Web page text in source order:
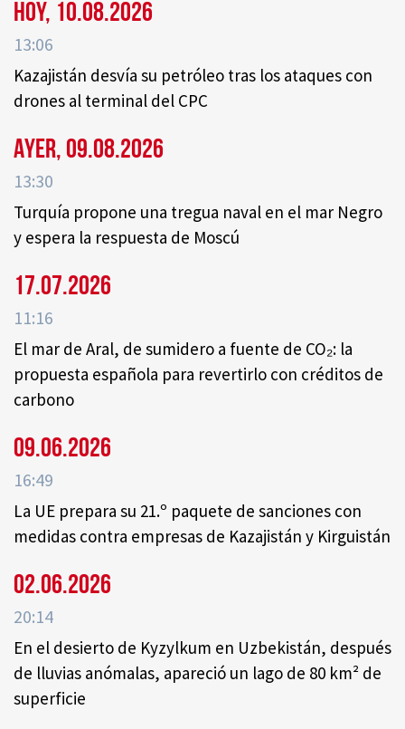
Hoy, 10.08.2026
13:06
Kazajistán desvía su petróleo tras los ataques con
drones al terminal del CPC
Ayer, 09.08.2026
13:30
Turquía propone una tregua naval en el mar Negro
y espera la respuesta de Moscú
17.07.2026
11:16
El mar de Aral, de sumidero a fuente de CO₂: la
propuesta española para revertirlo con créditos de
carbono
09.06.2026
16:49
La UE prepara su 21.º paquete de sanciones con
medidas contra empresas de Kazajistán y Kirguistán
02.06.2026
20:14
En el desierto de Kyzylkum en Uzbekistán, después
de lluvias anómalas, apareció un lago de 80 km² de
superficie